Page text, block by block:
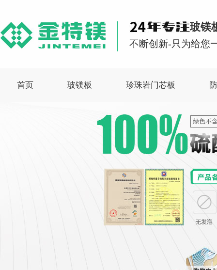
玻镁
不断创新-只为给您
首页 玻镁板 珍珠岩门芯板